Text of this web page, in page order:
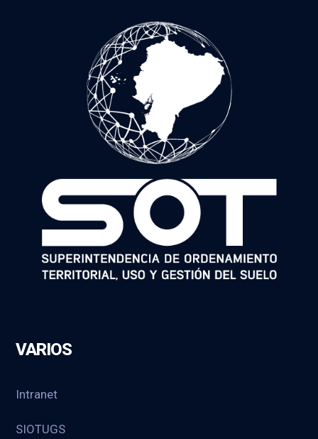
VARIOS
Intranet
SIOTUGS